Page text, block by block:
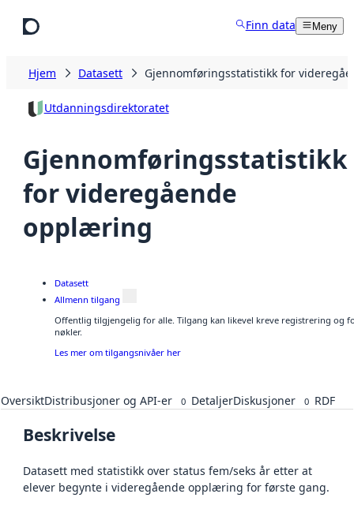
Finn data Meny
Hjem Datasett Gjennomføringsstatistikk for
Utdanningsdirektoratet
Gjennomføringsstatistikk
for videregående
opplæring
Datasett
Allmenn tilgang
Offentlig tilgjengelig for alle. Tilgang kan likevel kreve registrering og
nøkler.
Les mer om tilgangsnivåer her
OversiktDistribusjoner og API-er 0 DetaljerDiskusjoner 0 RDF
Beskrivelse
Datasett med statistikk over status fem/seks år etter at
elever begynte i videregående opplæring for første gang.